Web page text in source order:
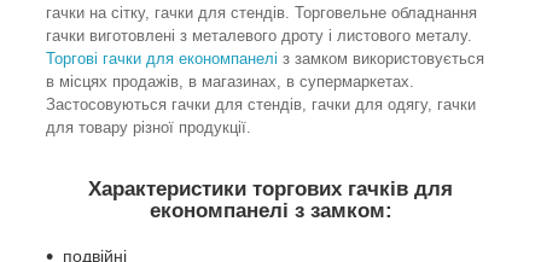
гачки на сітку, гачки для стендів. Торговельне обладнання
гачки виготовлені з металевого дроту і листового металу.
Торгові гачки для економпанелі з замком використовується
в місцях продажів, в магазинах, в супермаркетах.
Застосовуються гачки для стендів, гачки для одягу, гачки
для товару різної продукції.
Характеристики торгових гачків для
економпанелі з замком:
подвійні